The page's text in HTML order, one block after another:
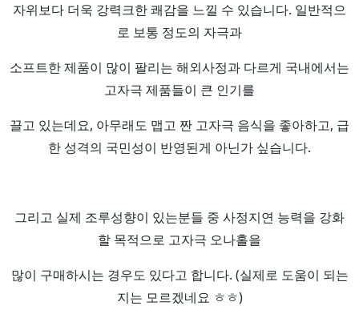
자위보다 더욱 강력크한 쾌감을 느낄 수 있습니다. 일반적으
로 보통 정도의 자극과
소프트한 제품이 많이 팔리는 해외사정과 다르게 국내에서는
고자극 제품들이 큰 인기를
끌고 있는데요, 아무래도 맵고 짠 고자극 음식을 좋아하고, 급
한 성격의 국민성이 반영된게 아닌가 싶습니다.
그리고 실제 조루성향이 있는분들 중 사정지연 능력을 강화
할 목적으로 고자극 오나홀을
많이 구매하시는 경우도 있다고 합니다. (실제로 도움이 되는
지는 모르겠네요 ㅎㅎ)